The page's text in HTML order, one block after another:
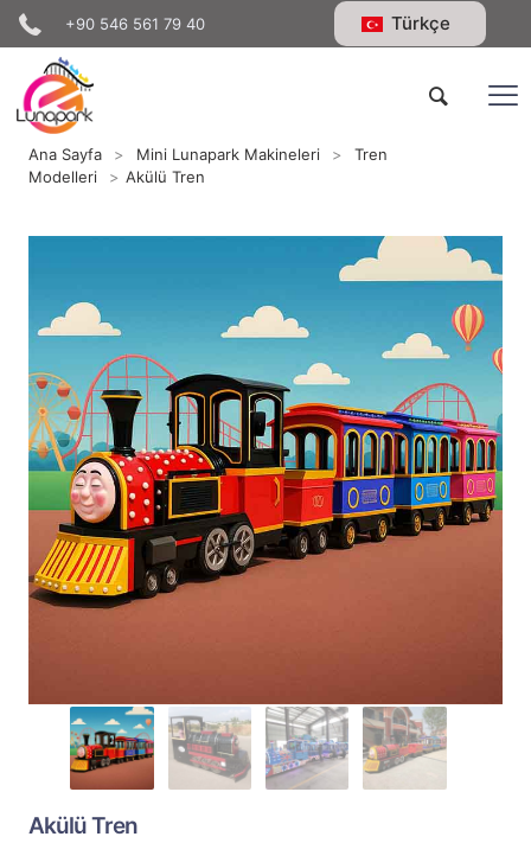
+90 546 561 79 40 Türkçe
Ana Sayfa > Mini Lunapark Makineleri >
Tren
Modelleri
> Akülü Tren
Akülü Tren